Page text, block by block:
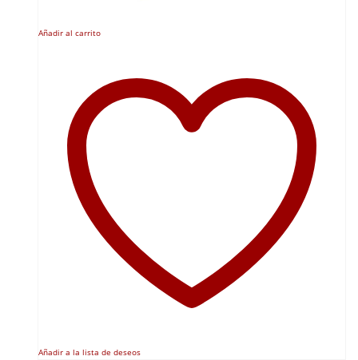
Añadir al carrito
Añadir a la lista de deseos